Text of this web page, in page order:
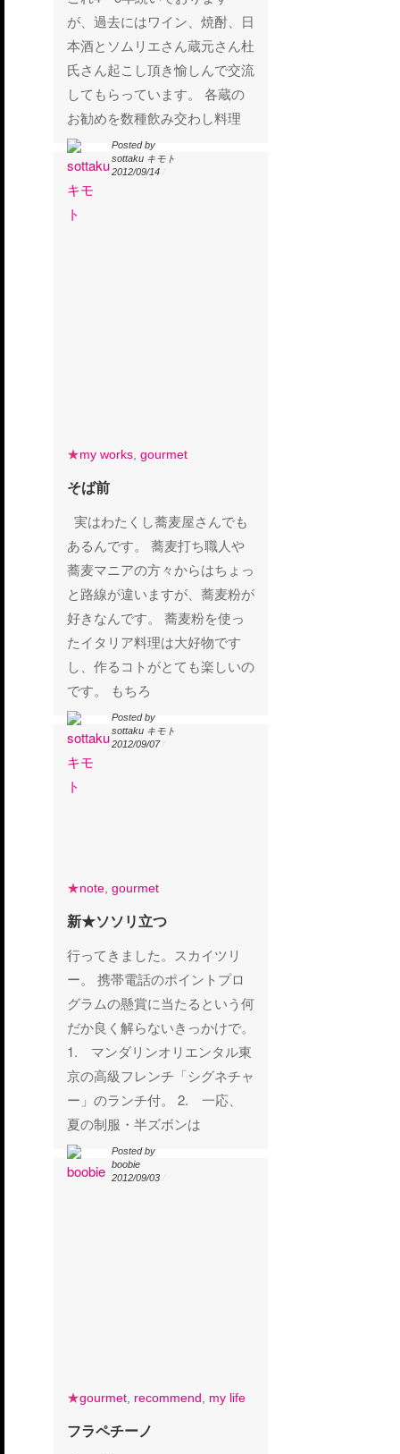
が、過去にはワイン、焼酎、日
本酒とソムリエさん蔵元さん杜
氏さん起こし頂き愉しんで交流
してもらっています。 各蔵の
お勧めを数種飲み交わし料理
Posted by
sottaku キモト
2012/09/14
sottaku キモト
2012/09/14 /
★my works gourmet
そば前
実はわたくし蕎麦屋さんでも
あるんです。 蕎麦打ち職人や
蕎麦マニアの方々からはちょっ
と路線が違いますが、蕎麦粉が
好きなんです。 蕎麦粉を使っ
たイタリア料理は大好物です
し、作るコトがとても楽しいの
です。 もちろ
Posted by
sottaku キモト
2012/09/07
sottaku キモト
2012/09/07 /
★note gourmet
新★ソソリ立つ
行ってきました。スカイツリ
ー。 携帯電話のポイントプロ
グラムの懸賞に当たるという何
だか良く解らないきっかけで。
1. マンダリンオリエンタル東
京の高級フレンチ「シグネチャ
ー」のランチ付。 2. 一応、
夏の制服・半ズボンは
Posted by
boobie
2012/09/03
boobie
2012/09/03
★gourmet recommend my life
フラペチーノ